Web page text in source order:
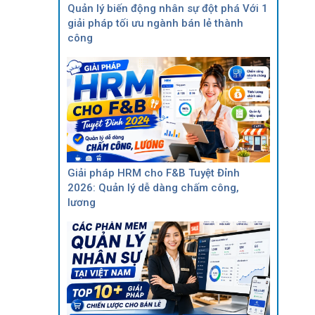
Quản lý biến động nhân sự đột phá Với 1
giải pháp tối ưu ngành bán lẻ thành
công
Giải pháp HRM cho F&B Tuyệt Đỉnh
2026: Quản lý dễ dàng chấm công,
lương